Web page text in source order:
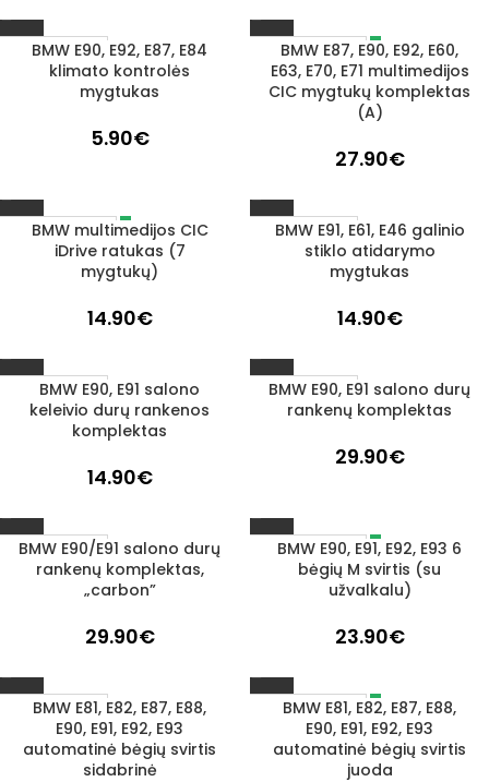
1–3 D. D.
BMW E90, E92, E87, E84
klimato kontrolės
mygtukas
5.90€
IŠPARDUOTA
BMW E87, E90, E92, E60,
E63, E70, E71 multimedijos
CIC mygtukų komplektas
(A)
27.90€
IŠPARDUOTA
BMW multimedijos CIC
iDrive ratukas (7
mygtukų)
14.90€
1–3 D. D.
BMW E91, E61, E46 galinio
stiklo atidarymo
mygtukas
14.90€
1–3 D. D.
BMW E90, E91 salono
keleivio durų rankenos
komplektas
14.90€
1–3 D. D.
BMW E90, E91 salono durų
rankenų komplektas
29.90€
1–3 D. D.
BMW E90/E91 salono durų
rankenų komplektas,
„carbon”
29.90€
IŠPARDUOTA
BMW E90, E91, E92, E93 6
bėgių M svirtis (su
užvalkalu)
23.90€
1–3 D. D.
BMW E81, E82, E87, E88,
E90, E91, E92, E93
automatinė bėgių svirtis
sidabrinė
IŠPARDUOTA
BMW E81, E82, E87, E88,
E90, E91, E92, E93
automatinė bėgių svirtis
juoda